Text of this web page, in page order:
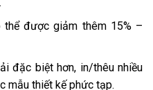
được giảm thêm 15% –
đặc biệt hơn, in/thêu nhiều
mẫu thiết kế phức tạp.